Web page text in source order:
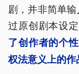
剧，并非简单
过原创剧本设
了创作者的个
权法意义上的作